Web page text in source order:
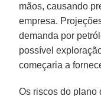
mãos, causando
empresa.
demanda por
possível
começaria a
Os riscos do plano